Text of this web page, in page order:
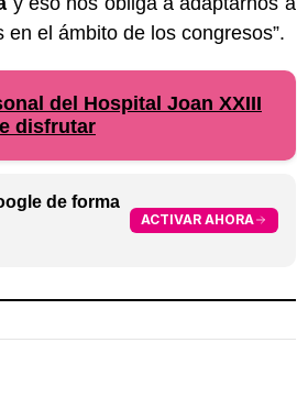
el ámbito de los congresos”.
del Hospital Joan XXIII
disfrutar
de forma
ACTIVAR AHORA